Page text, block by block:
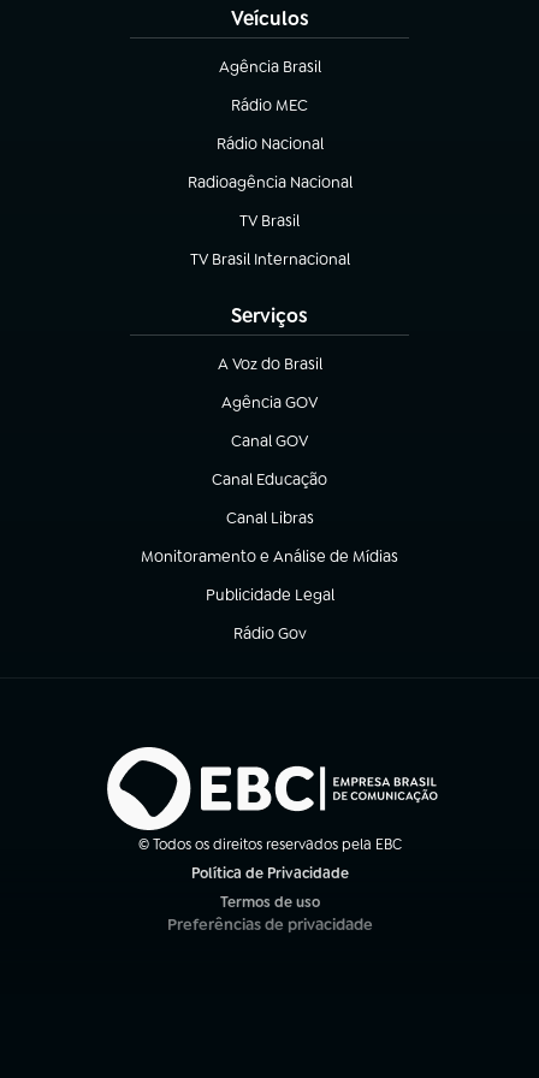
Veículos
Agência Brasil
(abre em nova aba)
Rádio MEC
(abre em nova aba)
Rádio Nacional
Radioagência Nacional
(abre em nova aba)
TV Brasil
(abre em nova aba)
TV Brasil Internacional
(abre em nova aba)
Serviços
A Voz do Brasil
(abre em nova aba)
Agência GOV
(abre em nova aba)
Canal GOV
(abre em nova aba)
Canal Educação
(abre em nova aba)
Canal Libras
(abre em nova aba)
Monitoramento e Análise de Mídias
(abre em nova aba)
Publicidade Legal
(abre em nova aba)
Rádio Gov
(abre em nova aba)
© Todos os direitos reservados pela EBC
Política de Privacidade
Termos de uso
(abre em nova aba)
Preferências de privacidade